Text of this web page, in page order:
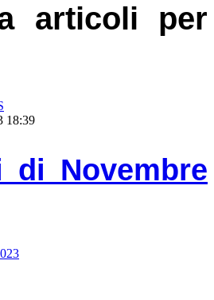
articoli per
18:39
Novembre